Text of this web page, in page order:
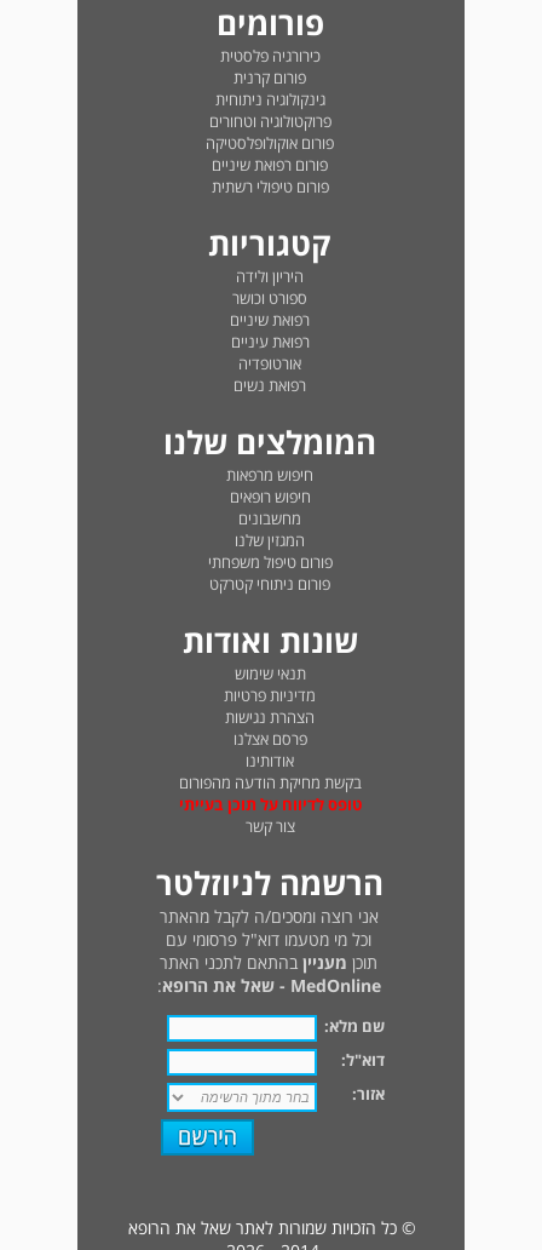
פורומים
כירורגיה פלסטית
פורום קרנית
גינקולוגיה ניתוחית
פרוקטולוגיה וטחורים
פורום אוקולופלסטיקה
פורום רפואת שיניים
פורום טיפולי רשתית
קטגוריות
היריון ולידה
ספורט וכושר
רפואת שיניים
רפואת עיניים
אורטופדיה
רפואת נשים
המומלצים שלנו
חיפוש מרפאות
חיפוש רופאים
מחשבונים
המגזין שלנו
פורום טיפול משפחתי
פורום ניתוחי קטרקט
שונות ואודות
תנאי שימוש
מדיניות פרטיות
הצהרת נגישות
פרסם אצלנו
אודותינו
בקשת מחיקת הודעה מהפורום
טופס לדיווח על תוכן בעייתי
צור קשר
הרשמה לניוזלטר
אני רוצה ומסכים/ה לקבל מהאתר
וכל מי מטעמו דוא"ל פרסומי עם
תוכן מעניין בהתאם לתכני האתר
MedOnline - שאל את הרופא
:
שם מלא:
דוא"ל:
אזור:
© כל הזכויות שמורות לאתר שאל את הרופא